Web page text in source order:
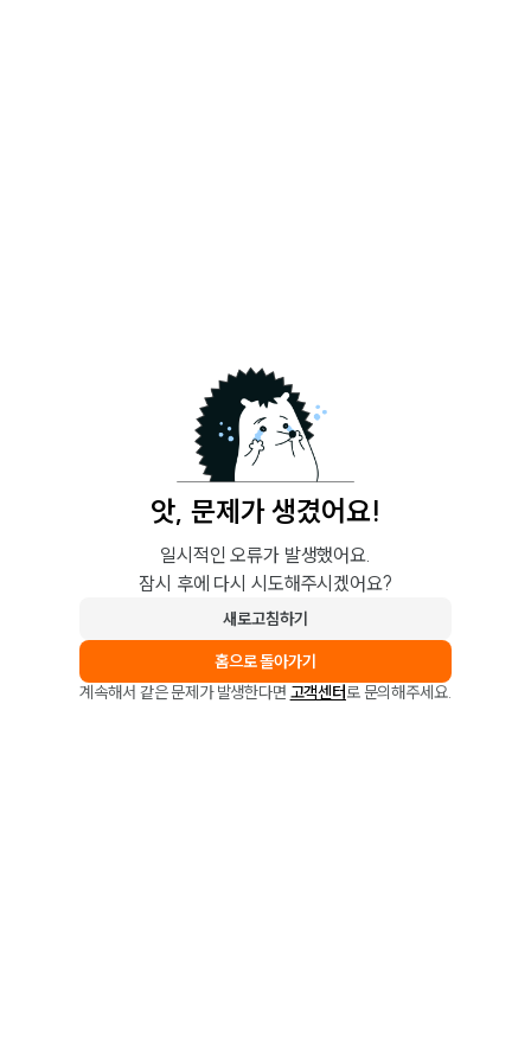
앗, 문제가 생겼어요!
일시적인 오류가 발생했어요.
잠시 후에 다시 시도해주시겠어요?
새로고침하기
홈으로 돌아가기
계속해서 같은 문제가 발생한다면 고객센터로 문의해주세요.